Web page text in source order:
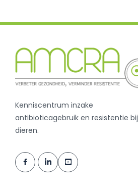
Kenniscentrum inzake
antibioticagebruik en resistentie bij
dieren.